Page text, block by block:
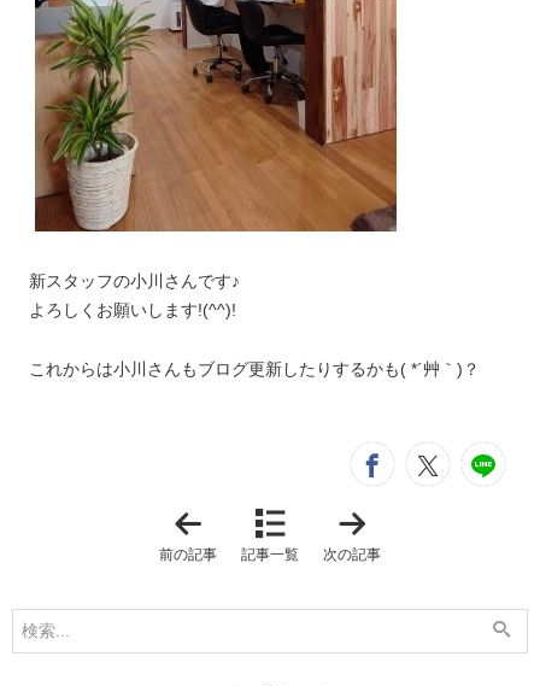
新スタッフの小川さんです♪
よろしくお願いします!(^^)!
これからは小川さんもブログ更新したりするかも( *´艸｀)？
entry374シ
」
前の記事 記事一覧 次の記事